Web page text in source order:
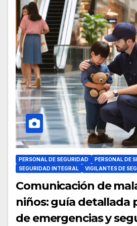
PERSONAL DE SEGURIDAD
PERSONAL DE
SEGURIDAD INTEGRAL
VIGILANTES DE
Comunicación de
niños: guía detallada
de emergencias y